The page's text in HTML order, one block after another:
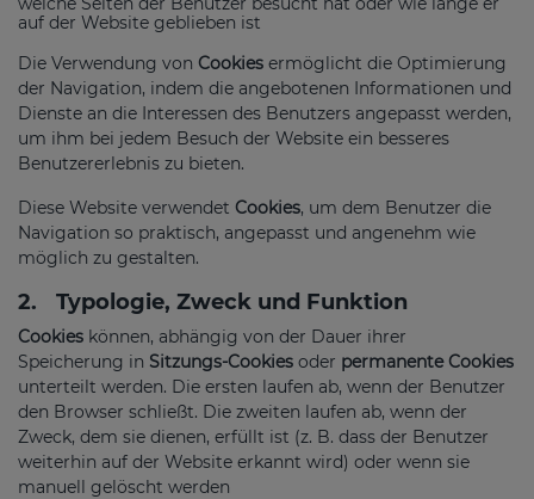
auf der Website geblieben ist
Die Verwendung von Cookies ermöglicht die Optimierung
der Navigation, indem die angebotenen Informationen und
Dienste an die Interessen des Benutzers angepasst werden,
um ihm bei jedem Besuch der Website ein besseres
Benutzererlebnis zu bieten.
Diese Website verwendet Cookies, um dem Benutzer die
Navigation so praktisch, angepasst und angenehm wie
möglich zu gestalten.
2. Typologie, Zweck und Funktion
Cookies können, abhängig von der Dauer ihrer
Speicherung in Sitzungs-Cookies oder permanente Cookies
unterteilt werden. Die ersten laufen ab, wenn der Benutzer
den Browser schließt. Die zweiten laufen ab, wenn der
Zweck, dem sie dienen, erfüllt ist (z. B. dass der Benutzer
weiterhin auf der Website erkannt wird) oder wenn sie
manuell gelöscht werden